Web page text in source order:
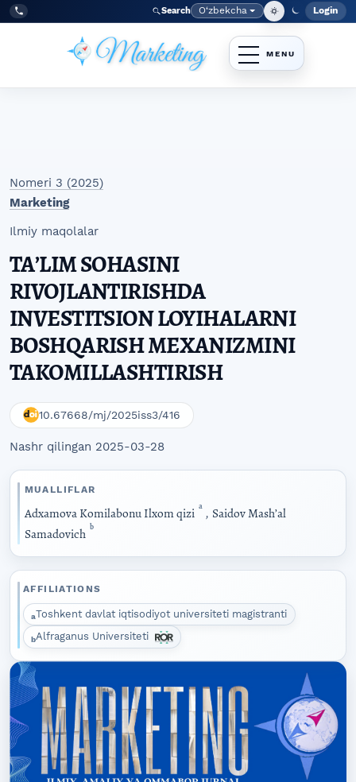
Skip to main navigation menu
Skip to main content
Skip to site footer
Tel:
+998977838464 Search Language
O‘zbekcha Login
Nomeri 3 (2025)
Marketing
Ilmiy maqolalar
TAʼLIM SOHASINI
RIVOJLANTIRISHDA
INVESTITSION LOYIHALARNI
BOSHQARISH MEXANIZMINI
TAKOMILLASHTIRISH
10.67668/mj/2025iss3/416
Nashr qilingan 2025-03-28
MUALLIFLAR
Adxamova Komilabonu Ilxom qizi a , Saidov Mashʼal
Samadovich b
AFFILIATIONS
aToshkent davlat iqtisodiyot universiteti magistranti
bAlfraganus Universiteti